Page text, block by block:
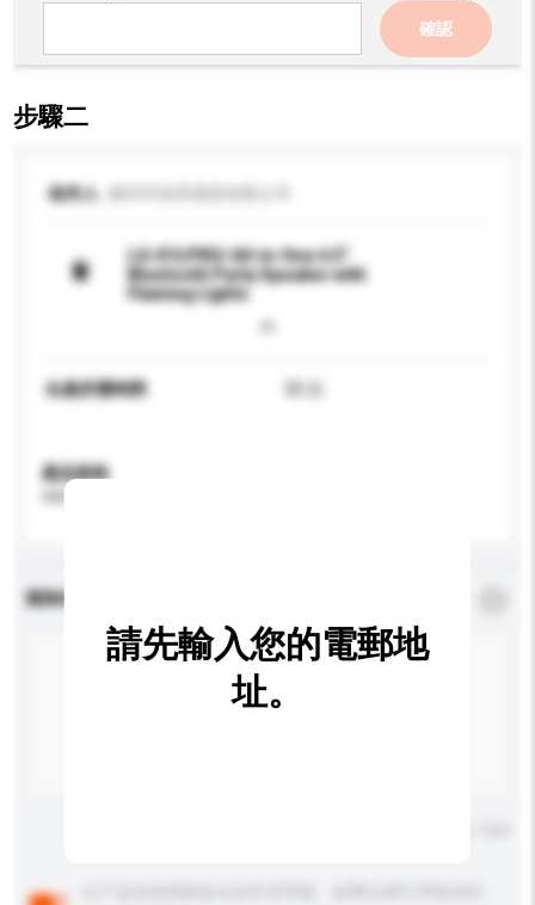
確認
步驟二
收件人
LG-X1LPRO/ All-in-One 6.5"
Bluetooth Party Speaker with
Flaming Lights
生產所需時間
產品規格
查詢內容
請先輸入您的電郵地
址。